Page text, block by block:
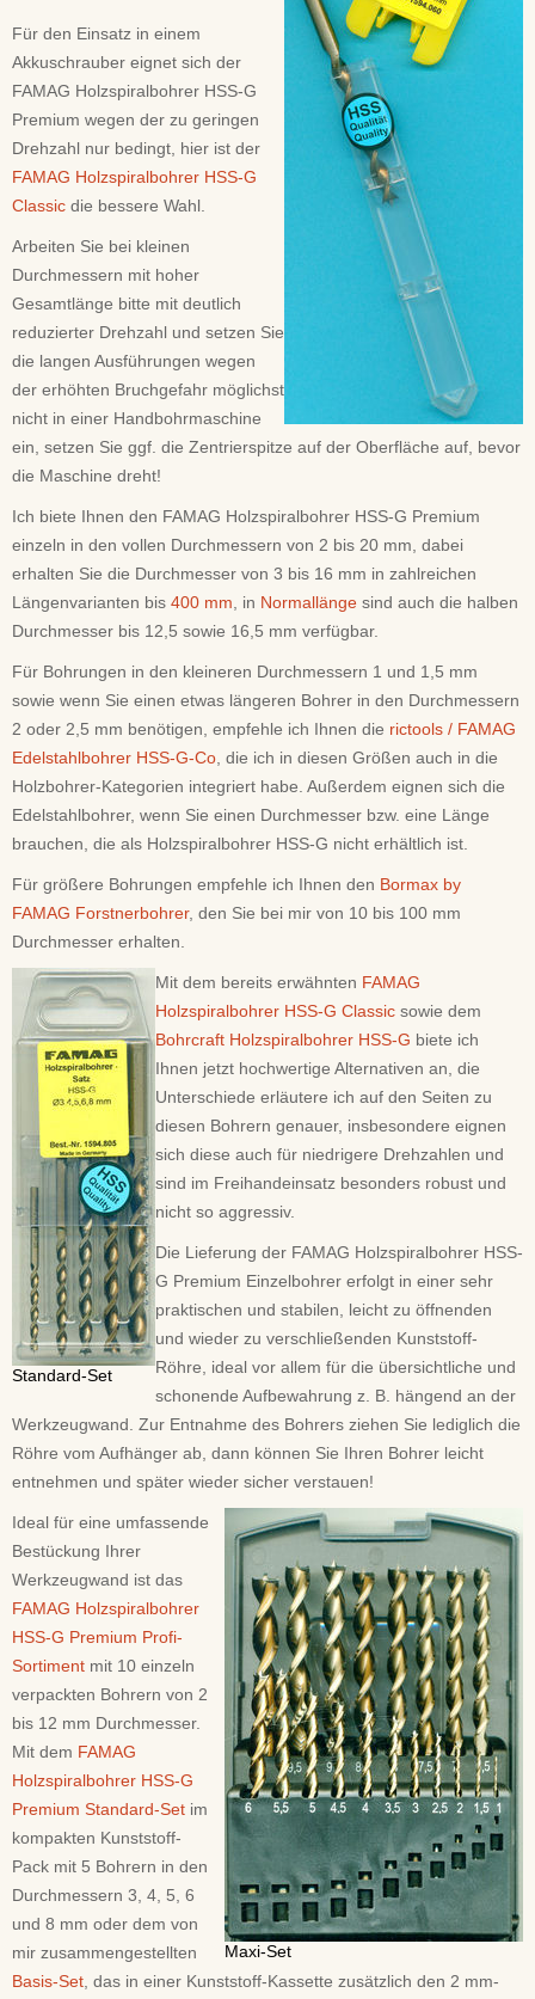
Für den Einsatz in einem
Akkuschrauber eignet sich der
FAMAG Holzspiralbohrer HSS-G
Premium wegen der zu geringen
Drehzahl nur bedingt, hier ist der
FAMAG Holzspiralbohrer HSS-G
Classic die bessere Wahl.
Arbeiten Sie bei kleinen
Durchmessern mit hoher
Gesamtlänge bitte mit deutlich
reduzierter Drehzahl und setzen Sie
die langen Ausführungen wegen
der erhöhten Bruchgefahr möglichst
nicht in einer Handbohrmaschine
ein, setzen Sie ggf. die Zentrierspitze auf der Oberfläche auf, bevor
die Maschine dreht!
Ich biete Ihnen den FAMAG Holzspiralbohrer HSS-G Premium
einzeln in den vollen Durchmessern von 2 bis 20 mm, dabei
erhalten Sie die Durchmesser von 3 bis 16 mm in zahlreichen
Längenvarianten bis 400 mm , in Normallänge sind auch die halben
Durchmesser bis 12,5 sowie 16,5 mm verfügbar.
Für Bohrungen in den kleineren Durchmessern 1 und 1,5 mm
sowie wenn Sie einen etwas längeren Bohrer in den Durchmessern
2 oder 2,5 mm benötigen, empfehle ich Ihnen die rictools / FAMAG
Edelstahlbohrer HSS-G-Co , die ich in diesen Größen auch in die
Holzbohrer-Kategorien integriert habe. Außerdem eignen sich die
Edelstahlbohrer, wenn Sie einen Durchmesser bzw. eine Länge
brauchen, die als Holzspiralbohrer HSS-G nicht erhältlich ist.
Für größere Bohrungen empfehle ich Ihnen den Bormax by
FAMAG Forstnerbohrer, den Sie bei mir von 10 bis 100 mm
Durchmesser erhalten.
Standard-Set
Mit dem bereits erwähnten FAMAG
Holzspiralbohrer HSS-G Classic sowie dem
Bohrcraft Holzspiralbohrer HSS-G biete ich
Ihnen jetzt hochwertige Alternativen an, die
Unterschiede erläutere ich auf den Seiten zu
diesen Bohrern genauer, insbesondere eignen
sich diese auch für niedrigere Drehzahlen und
sind im Freihandeinsatz besonders robust und
nicht so aggressiv.
Die Lieferung der FAMAG Holzspiralbohrer HSS-
G Premium Einzelbohrer erfolgt in einer sehr
praktischen und stabilen, leicht zu öffnenden
und wieder zu verschließenden Kunststoff-
Röhre, ideal vor allem für die übersichtliche und
schonende Aufbewahrung z. B. hängend an der
Werkzeugwand. Zur Entnahme des Bohrers ziehen Sie lediglich die
Röhre vom Aufhänger ab, dann können Sie Ihren Bohrer leicht
entnehmen und später wieder sicher verstauen!
Maxi-Set
Ideal für eine umfassende
Bestückung Ihrer
Werkzeugwand ist das
FAMAG Holzspiralbohrer
HSS-G Premium Profi-
Sortiment mit 10 einzeln
verpackten Bohrern von 2
bis 12 mm Durchmesser.
Mit dem FAMAG
Holzspiralbohrer HSS-G
Premium Standard-Set im
kompakten Kunststoff-
Pack mit 5 Bohrern in den
Durchmessern 3, 4, 5, 6
und 8 mm oder dem von
mir zusammengestellten
Basis-Set , das in einer Kunststoff-Kassette zusätzlich den 2 mm-